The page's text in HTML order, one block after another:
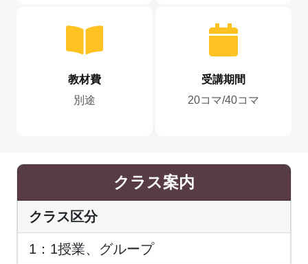
教材費
別途
受講期間
20コマ/40コマ
クラス案内
クラス区分
1：1授業、グループ